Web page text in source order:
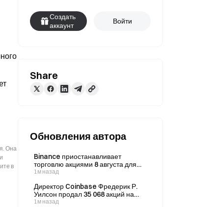
Она
в
Создать
аккаунт
Войти
Share
Обновления автора
Binance приостанавливает
торговлю акциями 8 августа для
обновления системы, 18:50–22:00
1м назад
Директор Coinbase Фредерик Р.
Уилсон продал 35 068 акций на
сумму 5,06 млн долларов 3
1м назад